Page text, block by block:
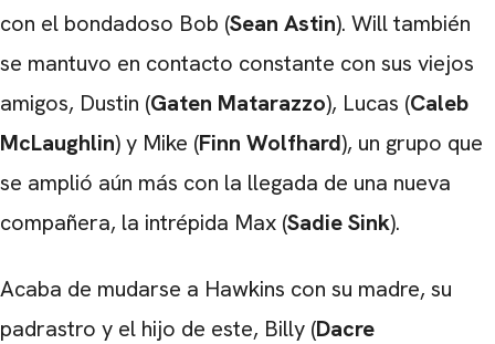
con el bondadoso Bob (Sean Astin). Will también
se mantuvo en contacto constante con sus viejos
amigos, Dustin (Gaten Matarazzo), Lucas (Caleb
McLaughlin) y Mike (Finn Wolfhard), un grupo que
se amplió aún más con la llegada de una nueva
compañera, la intrépida Max (Sadie Sink).
Acaba de mudarse a Hawkins con su madre, su
padrastro y el hijo de este, Billy (Dacre